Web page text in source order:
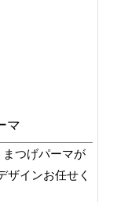
マ
まつげパーマが
ザインお任せく